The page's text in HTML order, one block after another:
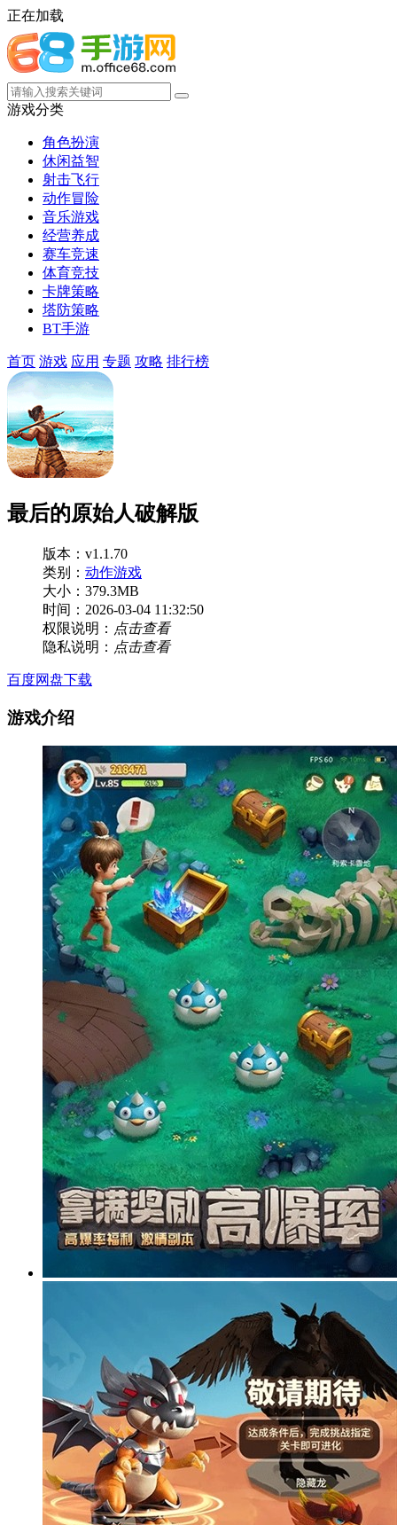
正在加载
游戏分类
角色扮演
休闲益智
射击飞行
动作冒险
音乐游戏
经营养成
赛车竞速
体育竞技
卡牌策略
塔防策略
BT手游
首页 游戏 应用 专题 攻略 排行榜
最后的原始人破解版
版本：v1.1.70
类别： 动作游戏
大小：379.3MB
时间：2026-03-04 11:32:50
权限说明： 点击查看
隐私说明： 点击查看
百度网盘下载
游戏介绍